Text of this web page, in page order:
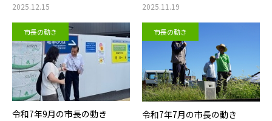
2025.12.15 2025.11.19
市長の動き
令和7年9月の市長の動き
市長の動き
令和7年7月の市長の動き